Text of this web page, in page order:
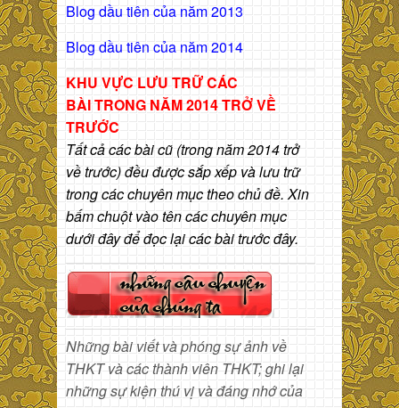
Blog dầu tiên của năm 2013
Blog dầu tiên của năm 2014
KHU VỰC LƯU TRỮ CÁC
BÀITRONG NĂM 2014 TRỞ VỀ
TRƯỚC
Tất cả các bài cũ (trong năm 2014 trở
về trước) đều được sắp xếp và lưu trữ
trong các chuyên mục theo chủ đề. Xin
bấm chuột vào tên các chuyên mục
dưới đây để đọc lại các bài trước đây.
Những bài viết và phóng sự ảnh về
THKT và các thành viên THKT; ghi lại
những sự kiện thú vị và đáng nhớ của